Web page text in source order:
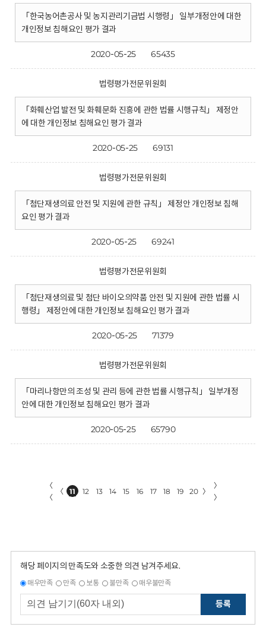
「한국농어촌공사 및 농지관리기금법 시행령」 일부개정안에 대한
개인정보 침해요인 평가 결과
2020-05-25 65435
법령평가전문위원회
「화훼산업 발전 및 화훼문화 진흥에 관한 법률 시행규칙」 제정안
에 대한 개인정보 침해요인 평가 결과
2020-05-25 69131
법령평가전문위원회
「첨단재생의료 안전 및 지원에 관한 규칙」 제정안 개인정보 침해
요인 평가 결과
2020-05-25 69241
법령평가전문위원회
「첨단재생의료 및 첨단 바이오의약품 안전 및 지원에 관한 법률 시
행령」 제정안에 대한 개인정보 침해요인 평가 결과
2020-05-25 71379
법령평가전문위원회
「마리나항만의 조성 및 관리 등에 관한 법률 시행규칙」 일부개정
안에 대한 개인정보 침해요인 평가 결과
2020-05-25 65790
〈
〈
〈 11 12 13 14 15 16 17 18 19 20 〉
〉
〉
해당 페이지의 만족도와 소중한 의견 남겨주세요.
매우만족 만족 보통 불만족 매우불만족
등록